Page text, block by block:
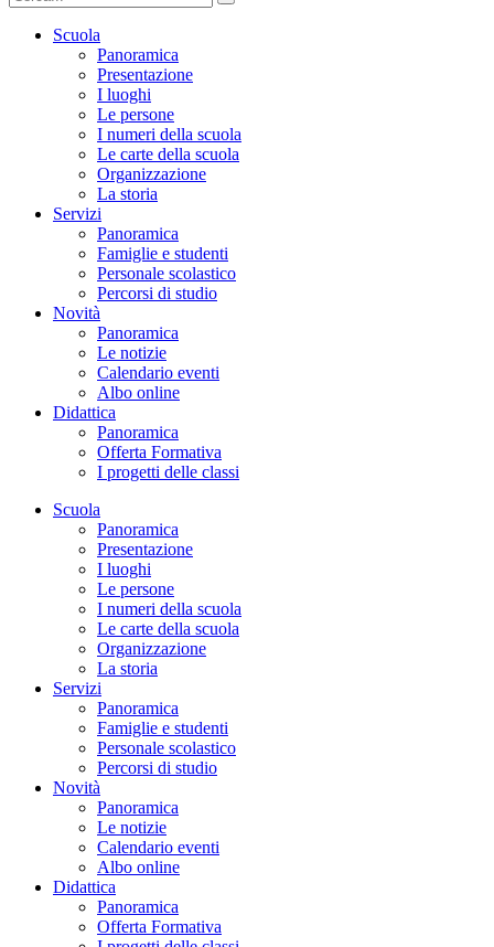
Scuola
Panoramica
Presentazione
I luoghi
Le persone
I numeri della scuola
Le carte della scuola
Organizzazione
La storia
Servizi
Panoramica
Famiglie e studenti
Personale scolastico
Percorsi di studio
Novità
Panoramica
Le notizie
Calendario eventi
Albo online
Didattica
Panoramica
Offerta Formativa
I progetti delle classi
Scuola
Panoramica
Presentazione
I luoghi
Le persone
I numeri della scuola
Le carte della scuola
Organizzazione
La storia
Servizi
Panoramica
Famiglie e studenti
Personale scolastico
Percorsi di studio
Novità
Panoramica
Le notizie
Calendario eventi
Albo online
Didattica
Panoramica
Offerta Formativa